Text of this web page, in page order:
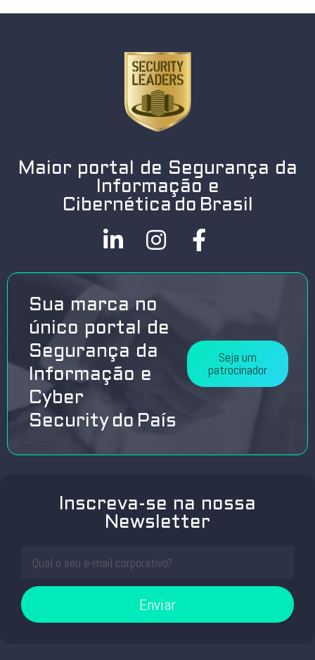
Maior portal de Segurança da
Informação e
Cibernética do Brasil
Sua marca no
único portal de
Segurança da
Informação e
Cyber
Security do País
Seja um
patrocinador
Inscreva-se na nossa
Newsletter
Enviar